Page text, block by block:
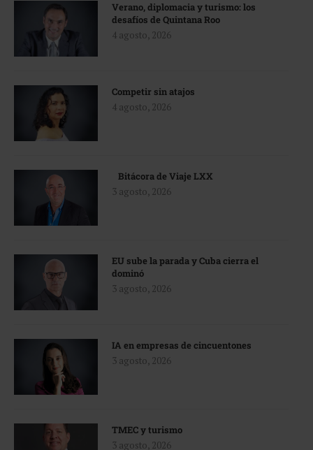
Verano, diplomacia y turismo: los
desafíos de Quintana Roo
4 agosto, 2026
Competir sin atajos
4 agosto, 2026
Bitácora de Viaje LXX
3 agosto, 2026
EU sube la parada y Cuba cierra el
dominó
3 agosto, 2026
IA en empresas de cincuentones
3 agosto, 2026
TMEC y turismo
3 agosto, 2026